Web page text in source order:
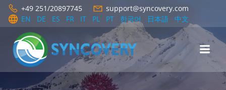
Zum
Inhalt
springen
+49 251/20897745
support@syncovery.com
EN
DE ES FR IT PL PT 한국어 日本語 中文